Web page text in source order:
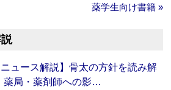
薬学生向け書籍 »
ニュース解説】骨太の方針を読み解
薬局・薬剤師への影…